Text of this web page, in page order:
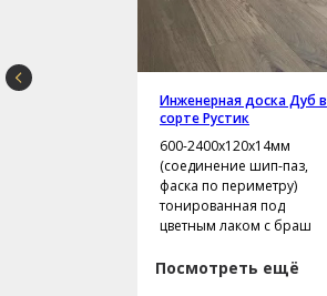
Инженерная доска Дуб в
сорте Рустик
600-2400х120х14мм
(соединение шип-паз,
фаска по периметру)
тонированная под
цветным лаком с браш
Посмотреть ещё